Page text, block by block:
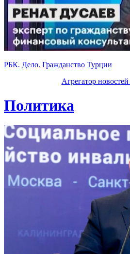
РБК. Дело. Гражданство Турции
Агрегатор
Политика